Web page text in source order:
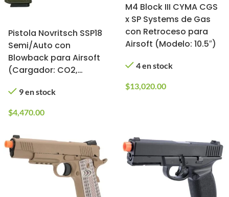
Pistola Novritsch SSP18
Semi/Auto con
Blowback para Airsoft
(Cargador: CO2,
9 en stock
$4,470.00
M4 Block III CYMA CGS
x SP Systems de Gas
con Retroceso para
Airsoft (Modelo: 10.5″)
4 en stock
$13,020.00